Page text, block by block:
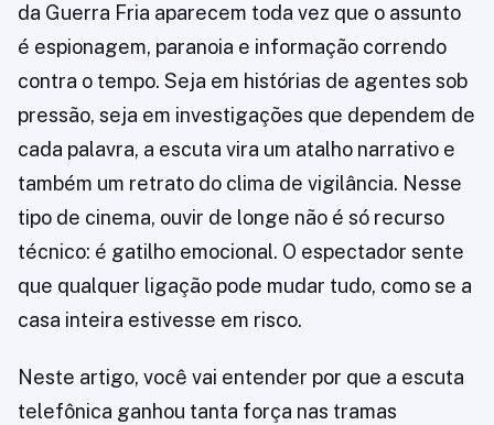
da Guerra Fria aparecem toda vez que o assunto
é espionagem, paranoia e informação correndo
contra o tempo. Seja em histórias de agentes sob
pressão, seja em investigações que dependem de
cada palavra, a escuta vira um atalho narrativo e
também um retrato do clima de vigilância. Nesse
tipo de cinema, ouvir de longe não é só recurso
técnico: é gatilho emocional. O espectador sente
que qualquer ligação pode mudar tudo, como se a
casa inteira estivesse em risco.
Neste artigo, você vai entender por que a escuta
telefônica ganhou tanta força nas tramas